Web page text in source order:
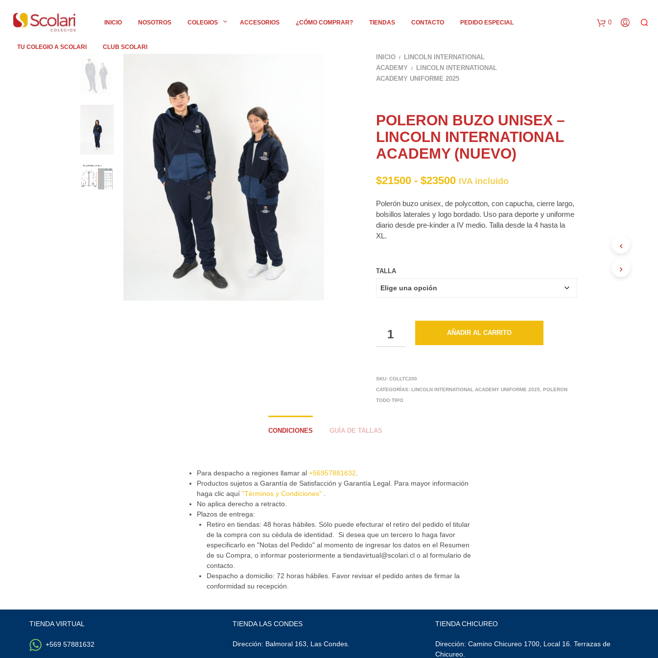
0
INICIO NOSOTROS COLEGIOS ACCESORIOS ¿CÓMO COMPRAR? TIENDAS CONTACTO PEDIDO ESPECIAL
TU COLEGIO A SCOLARI CLUB SCOLARI
INICIO /
LINCOLN INTERNATIONAL
ACADEMY
/
LINCOLN INTERNATIONAL
ACADEMY UNIFORME 2025
POLERON BUZO UNISEX –
LINCOLN INTERNATIONAL
ACADEMY (NUEVO)
$21500 - $23500Rango
precios:
desde
IVA incluido
Polerón buzo unisex, de polycotton, con capucha, cierre largo,
bolsillos laterales y logo bordado. Uso para deporte y uniforme
diario desde pre-kinder a IV medio. Talla desde la 4 hasta la
XL.
TALLA
CANTIDAD
AÑADIR AL CARRITO
SKU:COLLTC200
CATEGORÍAS:LINCOLN INTERNATIONAL ACADEMY UNIFORME 2025 ,POLERON
TODO TIPO
CONDICIONES GUÍA DE TALLAS
Para despacho a regiones llamar al +56957881632.
Productos sujetos a Garantía de Satisfacción y Garantía Legal. Para mayor información
haga clic aquí "Términos y Condiciones".
No aplica derecho a retracto.
Plazos de entrega:
Retiro en tiendas: 48 horas hábiles. Sólo puede efecturar el retiro del pedido el titular
de la compra con su cédula de identidad. Si desea que un tercero lo haga favor
especificarlo en "Notas del Pedido" al momento de ingresar los datos en el Resumen
de su Compra, o informar posteriormente a tiendavirtual@scolari.cl o al formulario de
contacto.
Despacho a domicilio: 72 horas hábiles. Favor revisar el pedido antes de firmar la
conformidad su recepción.
TIENDA VIRTUAL
+569 57881632
TIENDA LAS CONDES
Dirección: Balmoral 163, Las Condes.
TIENDA CHICUREO
Dirección: Camino Chicureo 1700, Local 16. Terrazas de
Chicureo.